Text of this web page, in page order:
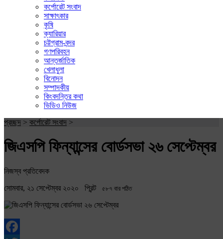
কর্পোরেট সংবাদ
সাক্ষাৎকার
কৃষি
ক্যারিয়ার
চট্টগ্রাম-বন্দর
গণপরিবহন
আন্তর্জাতিক
খেলাধুলা
বিনোদন
সম্পাদকীয়
কিংবদন্তির কথা
ভিডিও নিউজ
প্রচ্ছদ > কর্পোরেট সংবাদ >
জিএসপি ফিন্যান্সের বোর্ডসভা ২৬ সেপ্টেম্বর
নিজস্ব প্রতিবেদক
সোমবার, ২১ সেপ্টেম্বর ২০২০ প্রিন্ট ৫৮৭ বার পঠিত